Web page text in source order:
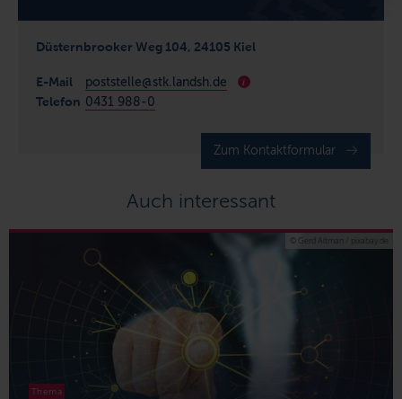
Düsternbrooker Weg 104, 24105 Kiel
E-Mail poststelle@stk.landsh.de
i
Telefon 0431 988-0
Zum Kontaktformular
Auch interessant
Thema
© Gerd Altman / pixabay.de